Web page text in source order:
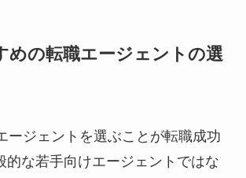
めの転職エージェントの選
ージェントを選ぶことが転職成功
的な若手向けエージェントではな